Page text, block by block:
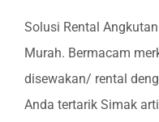
Solusi Rental
Murah. Bermacam
disewakan/ rental
Anda tertarik Simak